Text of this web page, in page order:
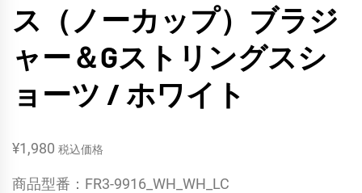
ス（ノーカップ）ブラジ
ャー＆Gストリングスシ
ョーツ / ホワイト
¥1,980 税込価格
商品型番：FR3-9916_WH_WH_LC